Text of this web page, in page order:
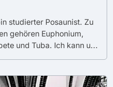
studierter Posaunist. Zu
gehören Euphonium,
und Tuba. Ich kann u...